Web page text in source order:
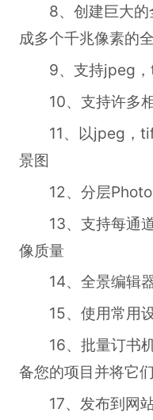
8、创建巨大的
成多个千兆像素的
9、支持jpeg，
10、支持许多相
11、以jpeg，tiff
景图
12、分层
13、支持每通道
像质量
14、全景编辑器
15、使用常用设
16、批量订书机
备您的项目并将它
17、发布到网站